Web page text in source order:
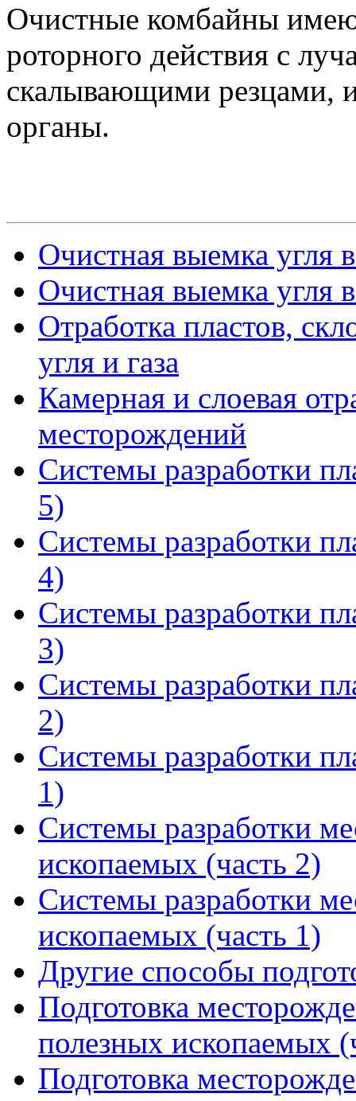
Очистные комбайны
роторного действия с
скалывающими резцами,
органы.
Очистная выемка угля
Очистная выемка угля
Отработка пластов,
угля и газа
Камерная и слоевая
месторождений
Системы разработки
5)
Системы разработки
4)
Системы разработки
3)
Системы разработки
2)
Системы разработки
1)
Системы разработки
ископаемых (часть 2)
Системы разработки
ископаемых (часть 1)
Другие способы
Подготовка
полезных ископаемых
Подготовка